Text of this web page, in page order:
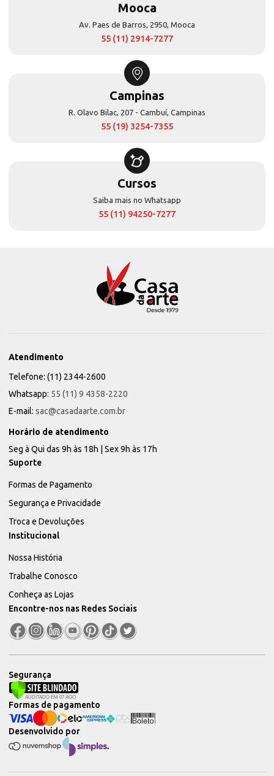
Mooca
Av. Paes de Barros, 2950, Mooca
55 (11) 2914-7277
Campinas
R. Olavo Bilac, 207 - Cambuí, Campinas
55 (19) 3254-7355
Cursos
Saiba mais no Whatsapp
55 (11) 94250-7277
Atendimento
Telefone: (11) 2344-2600
Whatsapp: 55 (11) 9 4358-2220
E-mail: sac@casadaarte.com.br
Horário de atendimento
Seg à Qui das 9h às 18h | Sex 9h às 17h
Suporte
Formas de Pagamento
Segurança e Privacidade
Troca e Devoluções
Institucional
Nossa História
Trabalhe Conosco
Conheça as Lojas
Encontre-nos nas Redes Sociais
Segurança
Desenvolvido por
Formas de pagamento